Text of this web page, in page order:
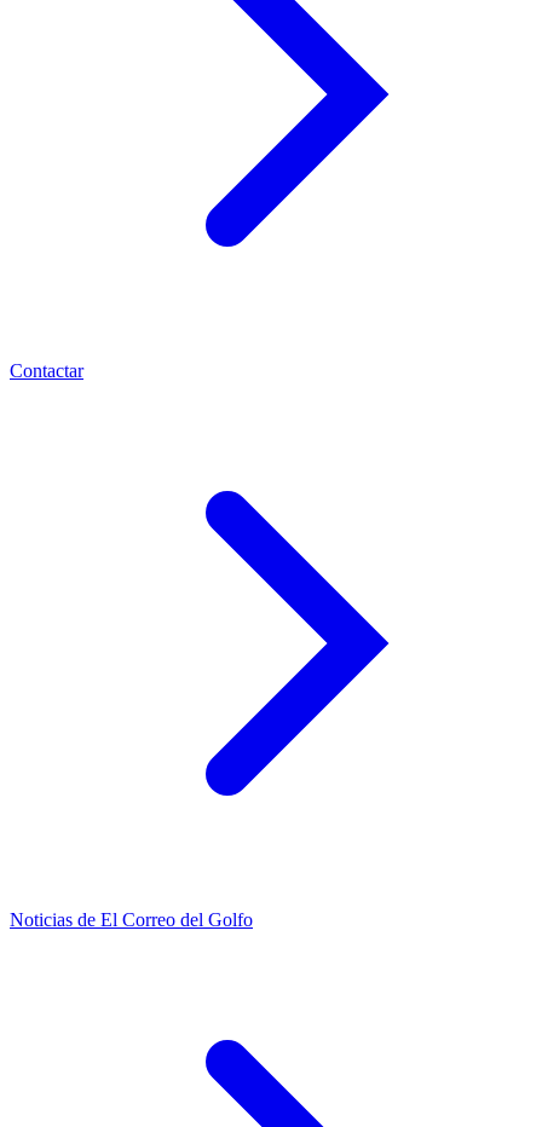
Contactar
Noticias de El Correo del Golfo